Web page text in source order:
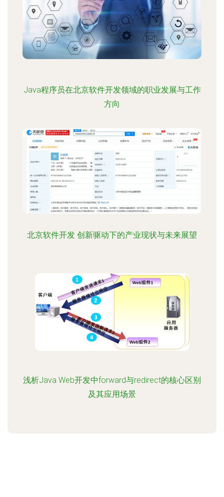
Java程序员在北京软件开发领域的职业发展与工作
方向
北京软件开发 创新驱动下的产业现状与未来展望
浅析Java Web开发中forward与redirect的核心区别
及其应用场景